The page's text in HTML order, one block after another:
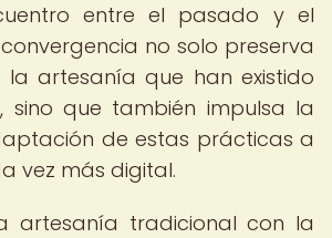
entre el pasado y el
no solo preserva
artesanía que han existido
sino que también impulsa la
de estas prácticas a
vez más digital.
artesanía tradicional con la